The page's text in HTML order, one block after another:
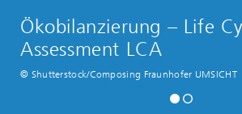
Ökobilanzierung – Life
Assessment LCA
© Shutterstock/Composing Fraunhofer UMSICHT